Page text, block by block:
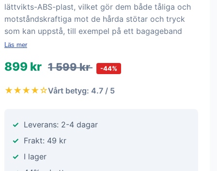
lättvikts-ABS-plast, vilket gör dem både tåliga och
motståndskraftiga mot de hårda stötar och tryck
som kan uppstå, till exempel på ett bagageband
Läs mer
899 kr 1 599 kr -44%
★★★★☆Vårt betyg: 4.7 / 5
Leverans: 2-4 dagar
Frakt: 49 kr
I lager